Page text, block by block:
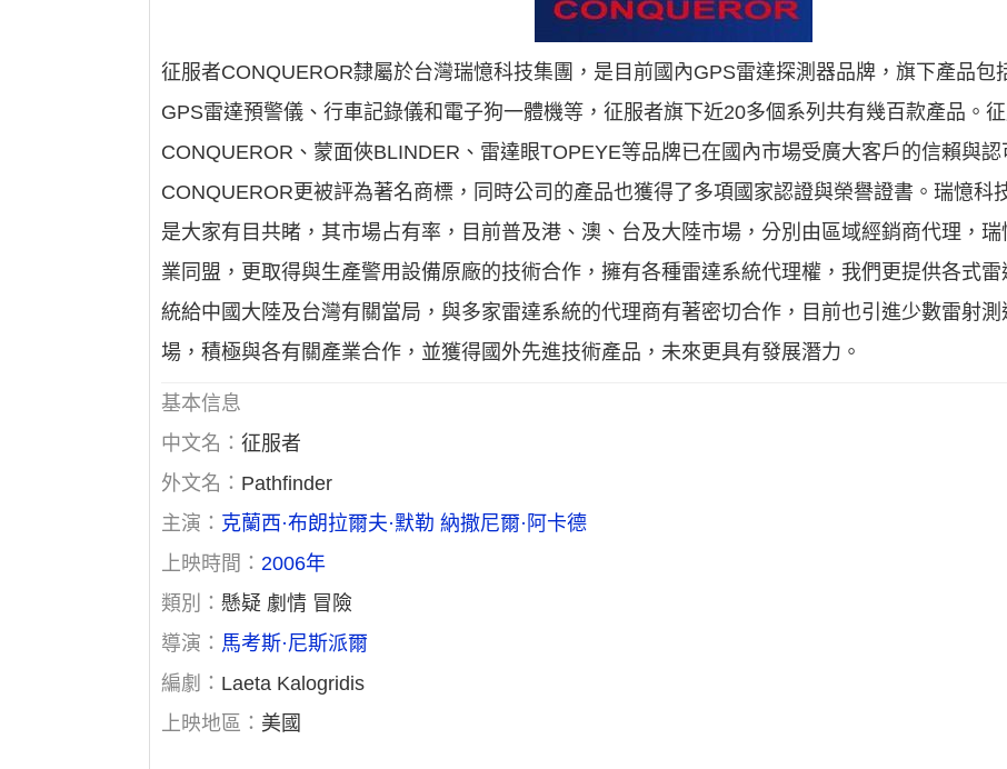
征服者CONQUEROR隸屬於台灣瑞憶科技集團，是目前國內GPS雷達探測器品牌，旗下產品包
GPS雷達預警儀、行車記錄儀和電子狗一體機等，征服者旗下近20多個系列共有幾百款產品。
CONQUEROR、蒙面俠BLINDER、雷達眼TOPEYE等品牌已在國內市場受廣大客戶的信賴與
CONQUEROR更被評為著名商標，同時公司的產品也獲得了多項國家認證與榮譽證書。瑞憶科
是大家有目共睹，其市場占有率，目前普及港、澳、台及大陸市場，分別由區域經銷商代理，
業同盟，更取得與生產警用設備原廠的技術合作，擁有各種雷達系統代理權，我們更提供各式
統給中國大陸及台灣有關當局，與多家雷達系統的代理商有著密切合作，目前也引進少數雷射
場，積極與各有關產業合作，並獲得國外先進技術產品，未來更具有發展潛力。
基本信息
中文名：征服者
外文名： Pathfinder
主演： 克蘭西·布朗拉爾夫·默勒 納撒尼爾·阿卡德
上映時間：2006年
類別：懸疑 劇情 冒險
導演： 馬考斯·尼斯派爾
編劇： Laeta Kalogridis
上映地區： 美國